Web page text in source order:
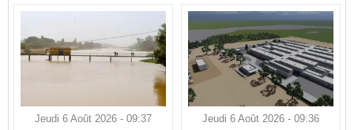
Jeudi 6 Août 2026 - 09:37 Jeudi 6 Août 2026 - 09:36